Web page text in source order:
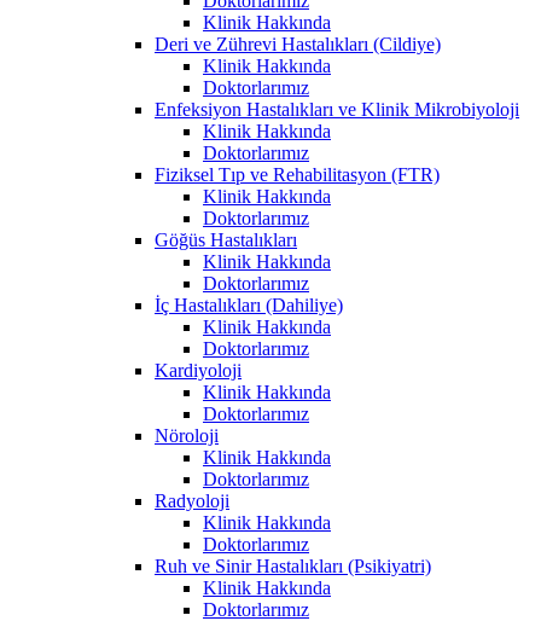
Klinik Hakkında
Deri ve Zührevi Hastalıkları (Cildiye)
Klinik Hakkında
Doktorlarımız
Enfeksiyon Hastalıkları ve Klinik Mikrobiyoloji
Klinik Hakkında
Doktorlarımız
Fiziksel Tıp ve Rehabilitasyon (FTR)
Klinik Hakkında
Doktorlarımız
Göğüs Hastalıkları
Klinik Hakkında
Doktorlarımız
İç Hastalıkları (Dahiliye)
Klinik Hakkında
Doktorlarımız
Kardiyoloji
Klinik Hakkında
Doktorlarımız
Nöroloji
Klinik Hakkında
Doktorlarımız
Radyoloji
Klinik Hakkında
Doktorlarımız
Ruh ve Sinir Hastalıkları (Psikiyatri)
Klinik Hakkında
Doktorlarımız